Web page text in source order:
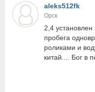
aleks512fk
Орск
2,4
пробега
роликами и
китай.... Бог в